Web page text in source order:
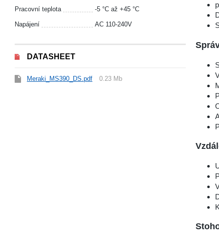
Pracovní teplota -5 °С až +45 °С
Napájení AC 110-240V
DATASHEET
Meraki_MS390_DS.pdf 0.23 Mb